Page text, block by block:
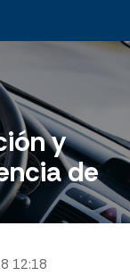
y
de
12:18